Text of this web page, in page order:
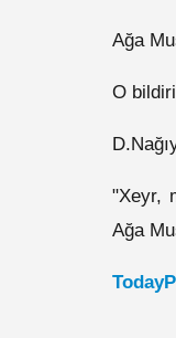
Ağa
O
"Xeyr,
Ağa